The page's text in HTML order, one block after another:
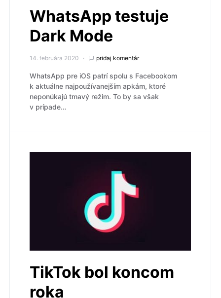
WhatsApp testuje
Dark Mode
14. februára 2020 pridaj komentár
WhatsApp pre iOS patrí spolu s Facebookom
k aktuálne najpoužívanejším apkám, ktoré
neponúkajú tmavý režim. To by sa však
v prípade…
TikTok bol koncom
roka